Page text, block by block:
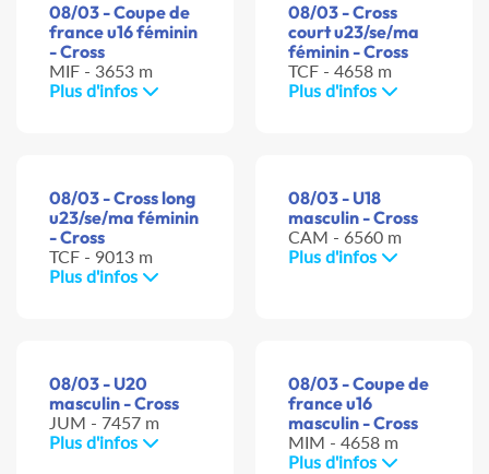
08/03 - Coupe de
france u16 féminin
- Cross
MIF - 3653 m
Plus d'infos
08/03 - Cross
court u23/se/ma
féminin - Cross
TCF - 4658 m
Plus d'infos
08/03 - Cross long
u23/se/ma féminin
- Cross
TCF - 9013 m
Plus d'infos
08/03 - U18
masculin - Cross
CAM - 6560 m
Plus d'infos
08/03 - U20
masculin - Cross
JUM - 7457 m
Plus d'infos
08/03 - Coupe de
france u16
masculin - Cross
MIM - 4658 m
Plus d'infos